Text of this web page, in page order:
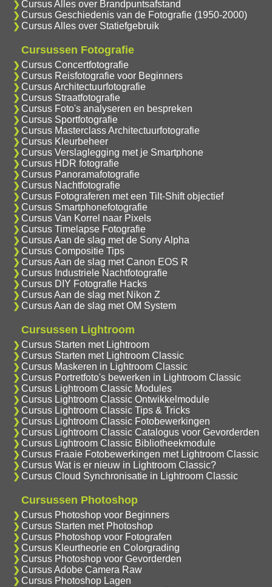
Cursus Alles over Brandpuntsafstand
Cursus Geschiedenis van de Fotografie (1950-2000)
Cursus Alles over Statiefgebruik
Cursussen Fotografie
Cursus Concertfotografie
Cursus Reisfotografie voor Beginners
Cursus Architectuurfotografie
Cursus Straatfotografie
Cursus Foto's analyseren en bespreken
Cursus Sportfotografie
Cursus Masterclass Architectuurfotografie
Cursus Kleurbeheer
Cursus Verslaglegging met je Smartphone
Cursus HDR fotografie
Cursus Panoramafotografie
Cursus Nachtfotografie
Cursus Fotograferen met een Tilt-Shift objectief
Cursus Smartphonefotografie
Cursus Van Korrel naar Pixels
Cursus Timelapse Fotografie
Cursus Aan de slag met de Sony Alpha
Cursus Compositie Tips
Cursus Aan de slag met Canon EOS R
Cursus Industriele Nachtfotografie
Cursus DIY Fotografie Hacks
Cursus Aan de slag met Nikon Z
Cursus Aan de slag met OM System
Cursussen Lightroom
Cursus Starten met Lightroom
Cursus Starten met Lightroom Classic
Cursus Maskeren in Lightroom Classic
Cursus Portretfoto's bewerken in Lightroom Classic
Cursus Lightroom Classic Modules
Cursus Lightroom Classic Ontwikkelmodule
Cursus Lightroom Classic Tips & Tricks
Cursus Lightroom Classic Fotobewerkingen
Cursus Lightroom Classic Catalogus voor Gevorderden
Cursus Lightroom Classic Bibliotheekmodule
Cursus Fraaie Fotobewerkingen met Lightroom Classic
Cursus Wat is er nieuw in Lightroom Classic?
Cursus Cloud Synchronisatie in Lightroom Classic
Cursussen Photoshop
Cursus Photoshop voor Beginners
Cursus Starten met Photoshop
Cursus Photoshop voor Fotografen
Cursus Kleurtheorie en Colorgrading
Cursus Photoshop voor Gevorderden
Cursus Adobe Camera Raw
Cursus Photoshop Lagen